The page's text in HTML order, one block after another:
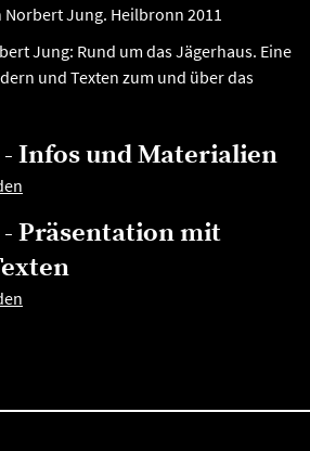
Norbert Jung. Heilbronn 2011
Jung: Rund um das Jägerhaus. Eine
und Texten zum und über das
Infos und Materialien
Präsentation mit